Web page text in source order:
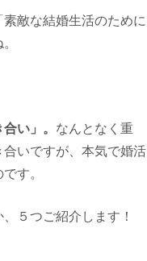
敵な結婚生活のために
い」。 なんとなく重
いですが、本気で婚活
す。
５つご紹介します！